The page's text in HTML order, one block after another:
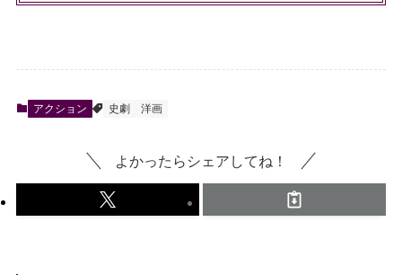
アクション 史劇 洋画
よかったらシェアしてね！